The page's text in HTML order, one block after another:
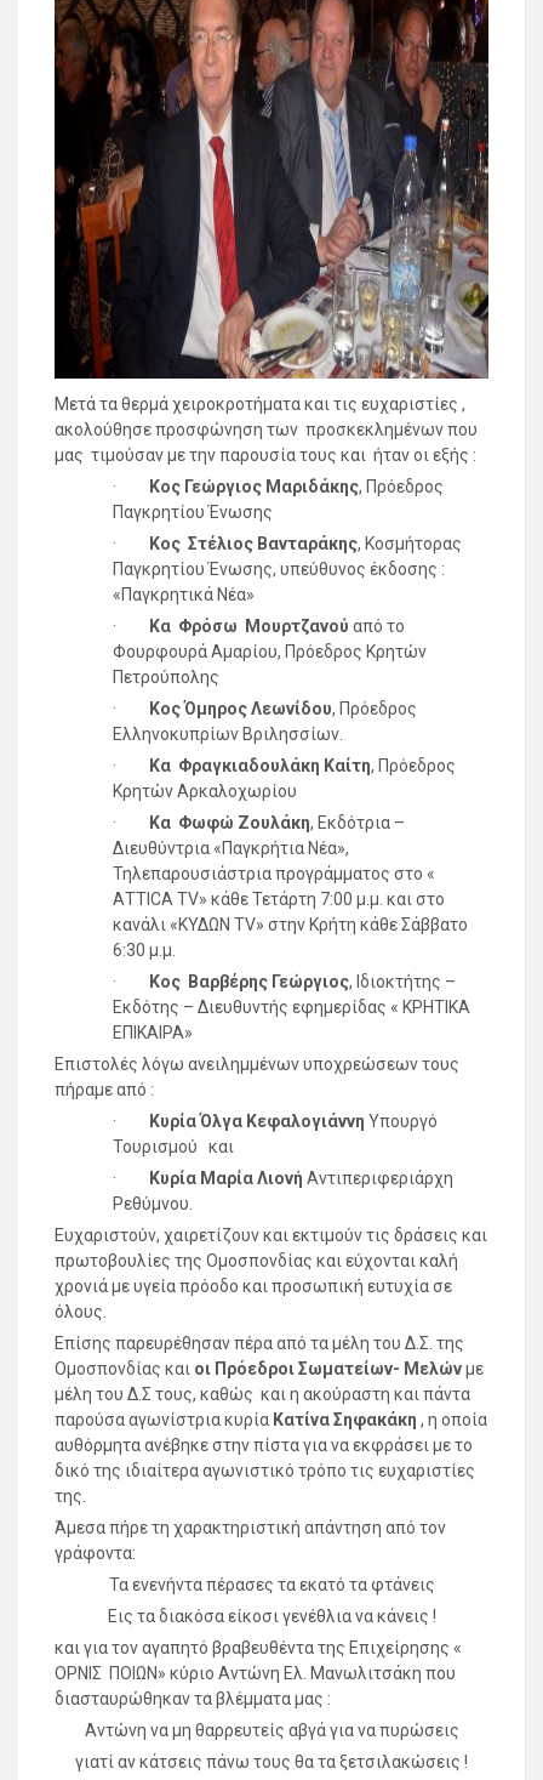
Μετά τα θερμά χειροκροτήματα και τις ευχαριστίες ,
ακολούθησε προσφώνηση των προσκεκλημένων που
μας τιμούσαν με την παρουσία τους και ήταν οι εξής :
·
Κος Γεώργιος Μαριδάκης, Πρόεδρος
Παγκρητίου Ένωσης
·
Κος Στέλιος Βανταράκης, Κοσμήτορας
Παγκρητίου Ένωσης, υπεύθυνος έκδοσης :
«Παγκρητικά Νέα»
·
Κα Φρόσω Μουρτζανού από το
Φουρφουρά Αμαρίου, Πρόεδρος Κρητών
Πετρούπολης
·
Κος Όμηρος Λεωνίδου, Πρόεδρος
Ελληνοκυπρίων Βριλησσίων.
·
Κα Φραγκιαδουλάκη Καίτη, Πρόεδρος
Κρητών Αρκαλοχωρίου
·
Κα Φωφώ Ζουλάκη, Εκδότρια –
Διευθύντρια «Παγκρήτια Νέα»,
Τηλεπαρουσιάστρια προγράμματος στο «
ΑΤΤΙCΑ TV» κάθε Τετάρτη 7:00 μ.μ. και στο
κανάλι «ΚΥΔΩΝ TV» στην Κρήτη κάθε Σάββατο
6:30 μ.μ.
·
Κος Βαρβέρης Γεώργιος, Ιδιοκτήτης –
Εκδότης – Διευθυντής εφημερίδας « ΚΡΗΤΙΚΑ
ΕΠΙΚΑΙΡΑ»
Επιστολές λόγω ανειλημμένων υποχρεώσεων τους
πήραμε από :
·
Κυρία Όλγα Κεφαλογιάννη Υπουργό
Τουρισμού και
·
Κυρία Μαρία Λιονή Αντιπεριφεριάρχη
Ρεθύμνου.
Ευχαριστούν, χαιρετίζουν και εκτιμούν τις δράσεις και
πρωτοβουλίες της Ομοσπονδίας και εύχονται καλή
χρονιά με υγεία πρόοδο και προσωπική ευτυχία σε
όλους.
Επίσης παρευρέθησαν πέρα από τα μέλη του Δ.Σ. της
Ομοσπονδίας και οι ΠρόεδροιΣωματείων- Μελώνμε
μέλη του Δ.Σ τους, καθώς και η ακούραστη και πάντα
παρούσα αγωνίστρια κυρία Κατίνα Σηφακάκη , η οποία
αυθόρμητα ανέβηκε στην πίστα για να εκφράσει με το
δικό της ιδιαίτερα αγωνιστικό τρόπο τις ευχαριστίες
της.
Άμεσα πήρε τη χαρακτηριστική απάντηση από τον
γράφοντα:
Τα ενενήντα πέρασες τα εκατό τα φτάνεις
Εις τα διακόσα είκοσι γενέθλια να κάνεις !
και για τον αγαπητό βραβευθέντα της Επιχείρησης «
ΟΡΝΙΣ ΠΟΙΩΝ» κύριο Αντώνη Ελ. Μανωλιτσάκη που
διασταυρώθηκαν τα βλέμματα μας :
Αντώνη να μη θαρρευτείς αβγά για να πυρώσεις
γιατί αν κάτσεις πάνω τους θα τα ξετσιλακώσεις !